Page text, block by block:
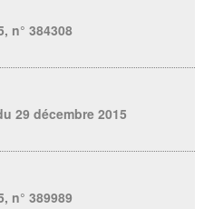
n° 384308
29 décembre 2015
n° 389989